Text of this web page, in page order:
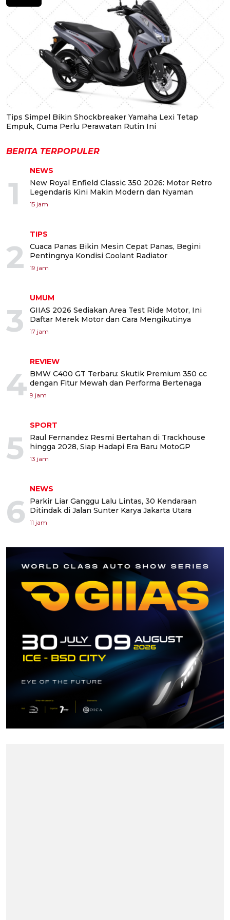
Tips Simpel Bikin Shockbreaker Yamaha Lexi Tetap
Empuk, Cuma Perlu Perawatan Rutin Ini
BERITA TERPOPULER
1
NEWS
New Royal Enfield Classic 350 2026: Motor Retro
Legendaris Kini Makin Modern dan Nyaman
15 jam
2
TIPS
Cuaca Panas Bikin Mesin Cepat Panas, Begini
Pentingnya Kondisi Coolant Radiator
19 jam
3
UMUM
GIIAS 2026 Sediakan Area Test Ride Motor, Ini
Daftar Merek Motor dan Cara Mengikutinya
17 jam
4
REVIEW
BMW C400 GT Terbaru: Skutik Premium 350 cc
dengan Fitur Mewah dan Performa Bertenaga
9 jam
5
SPORT
Raul Fernandez Resmi Bertahan di Trackhouse
hingga 2028, Siap Hadapi Era Baru MotoGP
13 jam
6
NEWS
Parkir Liar Ganggu Lalu Lintas, 30 Kendaraan
Ditindak di Jalan Sunter Karya Jakarta Utara
11 jam